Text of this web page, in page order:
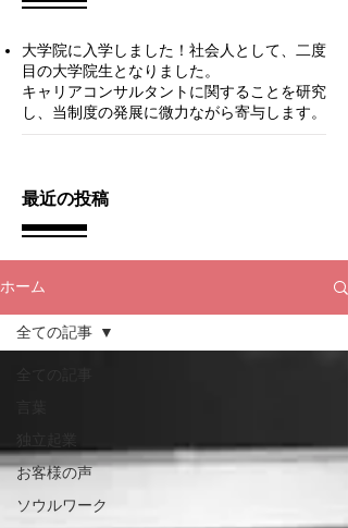
大学院に入学しました！ 社会人として、二度
目の大学院生となりました。
キャリアコンサルタントに関することを研究
し、当制度の発展に微力ながら寄与します。​
最近の投稿
ホーム
お客様の声
ソウルワーク
全ての記事